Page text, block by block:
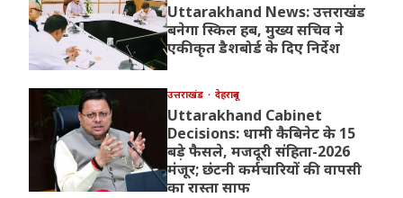
Uttarakhand News: उत्तराखंड
बनेगा स्किल हब, मुख्य सचिव ने
एकीकृत डैशबोर्ड के दिए निर्देश
उत्तराखंड देहरादून
Uttarakhand Cabinet
Decisions: धामी कैबिनेट के 15
बड़े फैसले, मजदूरी संहिता-2026
मंजूर; छंटनी कर्मचारियों की वापसी
का रास्ता साफ